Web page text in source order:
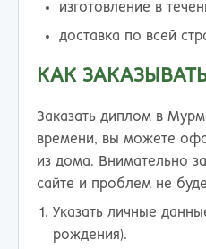
изготовление в
доставка по всей
КАК
Заказать диплом в
времени, вы можете
из дома. Внимательно
сайте и проблем не
Указать личные
рождения).